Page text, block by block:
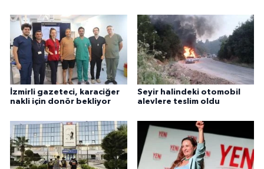
İzmirli gazeteci, karaciğer
nakli için donör bekliyor
Seyir halindeki otomobil
alevlere teslim oldu